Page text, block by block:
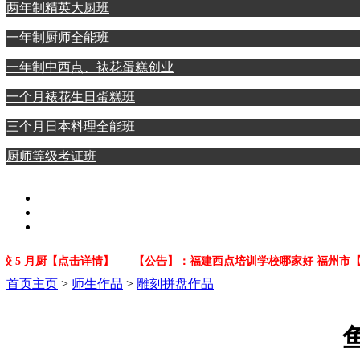
两年制精英大厨班
一年制厨师全能班
一年制中西点、裱花蛋糕创业
一个月裱花生日蛋糕班
三个月日本料理全能班
厨师等级考证班
厨【点击详情】 【公告】：福建西点培训学校哪家好 福州市【点
首页主页 > 师生作品 > 雕刻拼盘作品